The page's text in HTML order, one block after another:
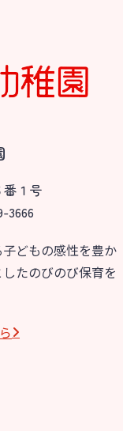
番１号
3666
どもの感性を豊か
たのびのび保育を